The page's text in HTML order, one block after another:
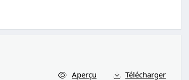
Aperçu Télécharger